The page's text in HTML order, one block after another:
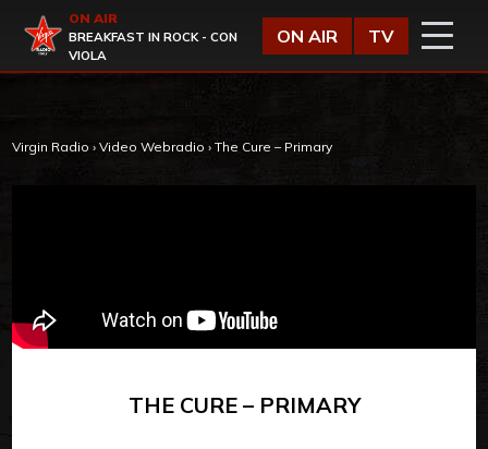
Virgin Radio
ON AIR
BREAKFAST IN ROCK - CON
VIOLA
ON AIR TV
Virgin Radio › Video Webradio › The Cure – Primary
THE CURE – PRIMARY